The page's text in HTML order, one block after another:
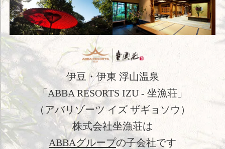
伊豆・伊東 浮山温泉
「ABBA RESORTS IZU - 坐漁荘」
（アバリゾーツ イズ ザギョソウ）
株式会社坐漁荘は
ABBAグループの子会社です
繁體中文 韓国語